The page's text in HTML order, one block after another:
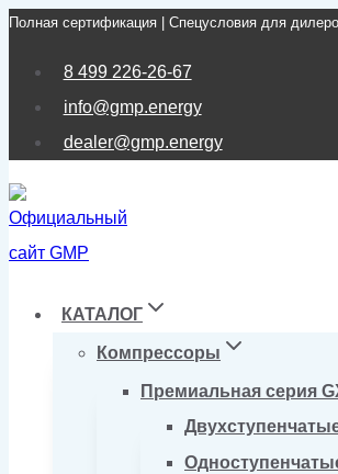
Перейти
Полная сертификация | Спецусловия для
8 499 226-26-67
info@gmp.energy
dealer@gmp.energy
КАТАЛОГ
Компрессоры
Премиальная серия